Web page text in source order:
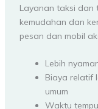
Layanan taksi dan
kemudahan dan
pesan dan mobil
Lebih
Biaya relatif
umum
Waktu